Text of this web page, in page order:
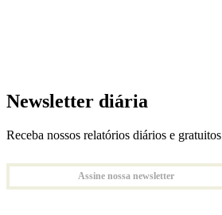
Newsletter diária
Receba nossos relatórios diários e gratuitos
Assine nossa newsletter